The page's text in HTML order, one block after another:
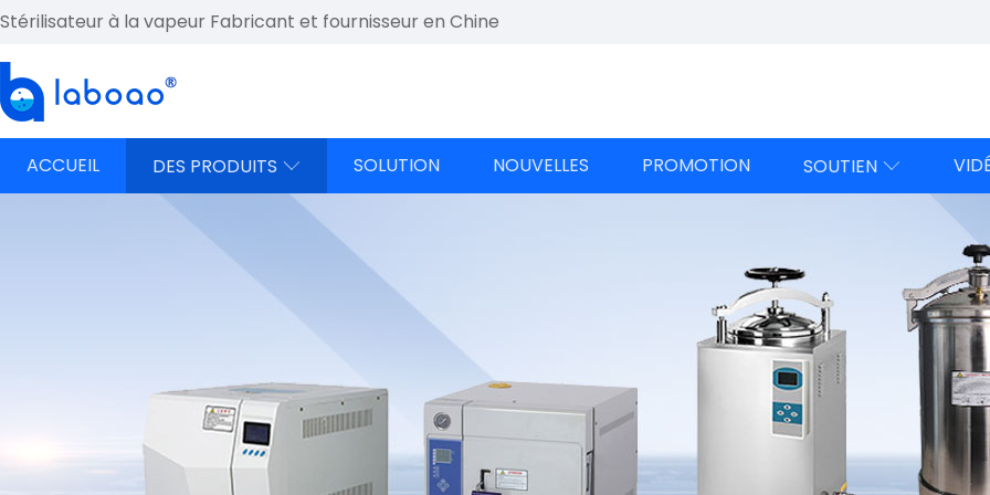
Stérilisateur à la vapeur Fabricant et fournisseur en Chine
ACCUEIL DES PRODUITS  SOLUTION NOUVELLES PROMOTION SOUTIEN 